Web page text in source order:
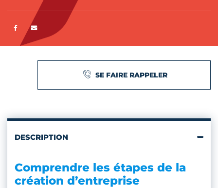
Partager sur Facebook
ENVOYER PAR E-MAIL
SE FAIRE RAPPELER
DESCRIPTION
Comprendre les étapes de la
création d’entreprise